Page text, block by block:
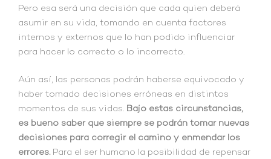
Pero esa será una decisión que cada quien deberá
asumir en su vida, tomando en cuenta factores
internos y externos que lo han podido influenciar
para hacer lo correcto o lo incorrecto.
Aún así, las personas podrán haberse equivocado y
haber tomado decisiones erróneas en distintos
momentos de sus vidas. Bajo estas circunstancias,
es bueno saber que siempre se podrán tomar nuevas
decisiones para corregir el camino y enmendar los
errores. Para el ser humano la posibilidad de repensar